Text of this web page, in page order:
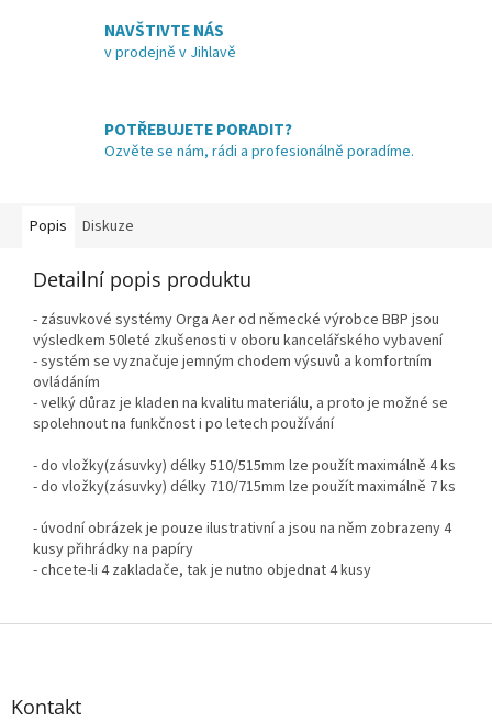
NAVŠTIVTE NÁS
v prodejně v Jihlavě
POTŘEBUJETE PORADIT?
Ozvěte se nám, rádi a profesionálně poradíme.
Popis Diskuze
Detailní popis produktu
- zásuvkové systémy Orga Aer od německé výrobce BBP jsou
výsledkem 50leté zkušenosti v oboru kancelářského vybavení
- systém se vyznačuje jemným chodem výsuvů a komfortním
ovládáním
- velký důraz je kladen na kvalitu materiálu, a proto je možné se
spolehnout na funkčnost i po letech používání
- do vložky(zásuvky) délky 510/515mm lze použít maximálně 4 ks
- do vložky(zásuvky) délky 710/715mm lze použít maximálně 7 ks
- úvodní obrázek je pouze ilustrativní a jsou na něm zobrazeny 4
kusy přihrádky na papíry
- chcete-li 4 zakladače, tak je nutno objednat 4 kusy
Z
Kontakt